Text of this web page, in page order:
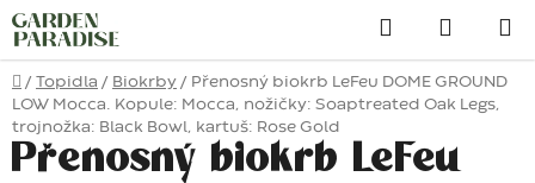
Přejít
na
obsah
Hledat
Domů
/ Topidla / Biokrby / Přenosný biokrb LeFeu DOME GROUND
LOW Mocca. Kopule: Mocca, nožičky: Soaptreated Oak Legs,
trojnožka: Black Bowl, kartuš: Rose Gold
Přenosný biokrb LeFeu